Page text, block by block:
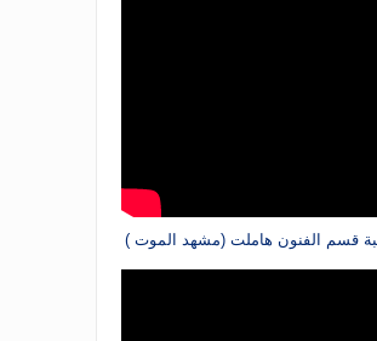
قسم الفنون هاملت (مشهد الموت )